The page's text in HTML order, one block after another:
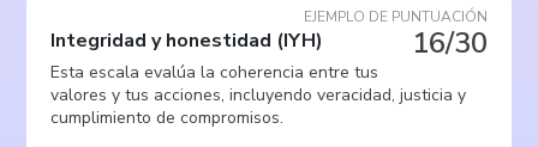
EJEMPLO DE PUNTUACIÓN
16/30
Integridad y honestidad (IYH)
Esta escala evalúa la coherencia entre tus
valores y tus acciones, incluyendo veracidad, justicia y
cumplimiento de compromisos.